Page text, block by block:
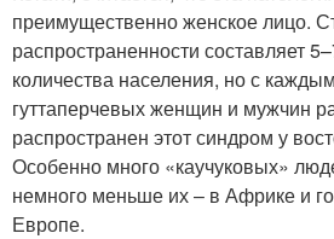
преимущественно женское лицо.
распространенности составляет
количества населения, но с
гуттаперчевых женщин и мужчин
распространен этот синдром у
Особенно много «каучуковых»
немного меньше их – в Африке и
Европе.